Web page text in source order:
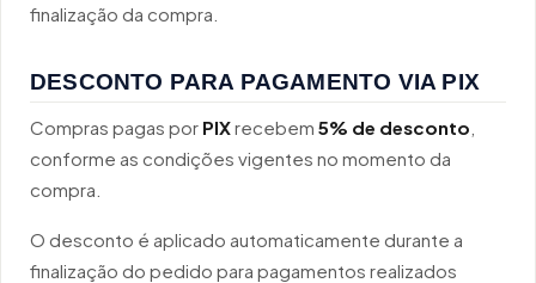
finalização da compra.
DESCONTO PARA PAGAMENTO VIA PIX
Compras pagas por PIXrecebem 5% de desconto
conforme as condições vigentes no momento da
compra.
O desconto é aplicado automaticamente durante a
finalização do pedido para pagamentos realizados